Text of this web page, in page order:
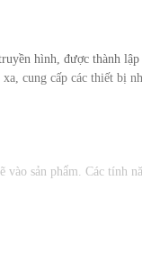
hình, được thành
cung cấp các thiết bị
sản phẩm. Các tính